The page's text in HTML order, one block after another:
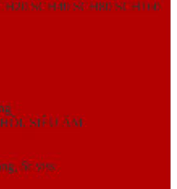
SCH40 SCH80 SCH160
SIÊU ÂM
ốc viss